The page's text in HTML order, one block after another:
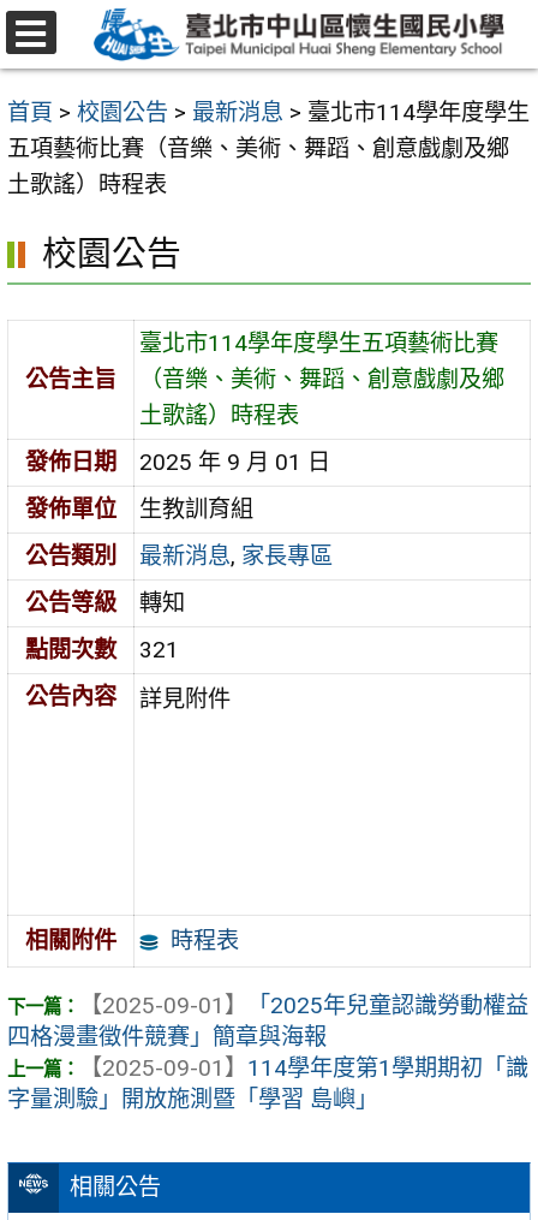
跳
至
要
內
容
首頁 > 校園公告 > 最新消息 > 臺北市114學年度學生
五項藝術比賽（音樂、美術、舞蹈、創意戲劇及鄉
土歌謠）時程表
相關公告
校園公告
公告主旨
臺北市114學年度學生五項藝術比賽
（音樂、美術、舞蹈、創意戲劇及鄉
土歌謠）時程表
發佈日期
2025 年 9 月 01 日
發佈單位
生教訓育組
公告類別
最新消息, 家長專區
公告等級
轉知
點閱次數
321
公告內容
詳見附件
相關附件 時程表
【2025-09-01】
「2025年兒童認識勞動權益
四格漫畫徵件競賽」簡章與海報
【2025-09-01】 114學年度第1學期期初「識
字量測驗」開放施測暨「學習 島嶼」
選
單